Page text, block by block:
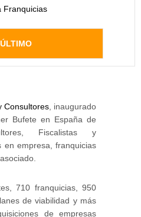
Franquicias
Consultores , inaugurado
Bufete en España de
Fiscalistas y
en empresa, franquicias
710 franquicias, 950
de viabilidad y más
de empresas